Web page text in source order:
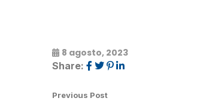
8 agosto, 2023
Share:
Previous Post